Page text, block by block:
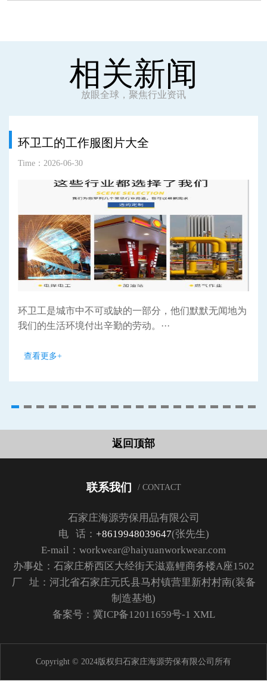
相关新闻
放眼全球，聚焦行业资讯
环卫工的工作服图片大全
Time：2026-06-30
环卫工是城市中不可或缺的一部分，他们默默无闻地为
我们的生活环境付出辛勤的劳动。···
查看更多+
返回顶部
联系我们 / CONTACT
石家庄海源劳保用品有限公司
电 话： +8619948039647(张先生)
E-mail：workwear@haiyuanworkwear.com
办事处：石家庄桥西区大经街天滋嘉鲤商务楼A座1502
厂 址：河北省石家庄元氏县马村镇营里新村村南(装备
制造基地)
备案号： 冀ICP备12011659号-1 XML
Copyright © 2024版权归石家庄海源劳保有限公司所有